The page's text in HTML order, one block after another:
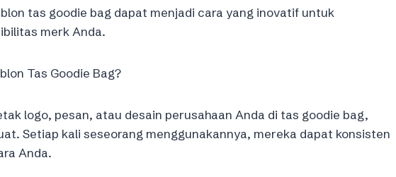
tas goodie bag dapat menjadi cara yang inovatif untuk
merk Anda.
Tas Goodie Bag?
logo, pesan, atau desain perusahaan Anda di tas goodie bag,
Setiap kali seseorang menggunakannya, mereka dapat konsisten
Anda.